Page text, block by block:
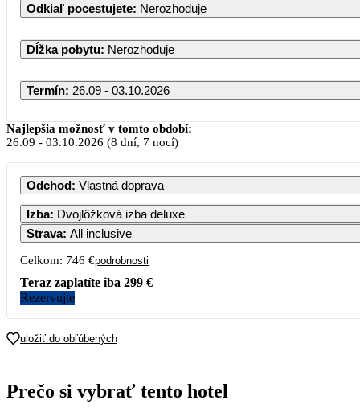
Odkiaľ pocestujete: Nerozhoduje
Dĺžka pobytu: Nerozhoduje
Termín: 26.09 - 03.10.2026
PO UT
1
7 8
Najlepšia možnosť v tomto období:
26.09 - 03.10.2026 (8 dní, 7 nocí)
Odchod: Vlastná doprava
Izba: Dvojlôžková izba deluxe
Strava: All inclusive
Celkom: 746 €podrobnosti
Teraz zaplatíte iba 299 €
Rezervujte
uložiť do obľúbených
Prečo si vybrať tento hotel